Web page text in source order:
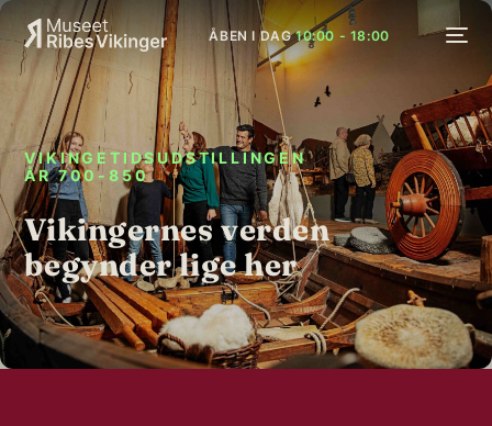
ÅBEN I DAG10:00 - 18:00
VIKINGETIDSUDSTILLINGEN
ÅR 700-850
Vikingernes verden
begynder lige her